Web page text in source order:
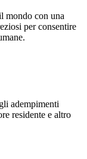
mondo con una
per consentire
adempimenti
residente e altro